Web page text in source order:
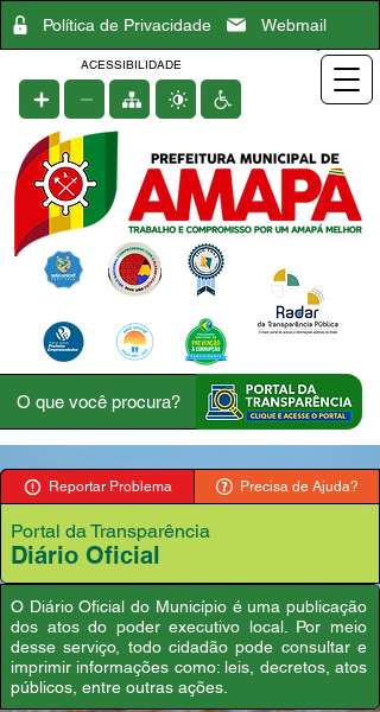
Política de Privacidade Webmail
ACESSIBILIDADE
Reportar Problema Precisa de Ajuda?
Portal da Transparência
Diário Oficial
O Diário Oficial do Município é uma publicação
dos atos do poder executivo local. Por meio
desse serviço, todo cidadão pode consultar e
imprimir informações como: leis, decretos, atos
públicos, entre outras ações.